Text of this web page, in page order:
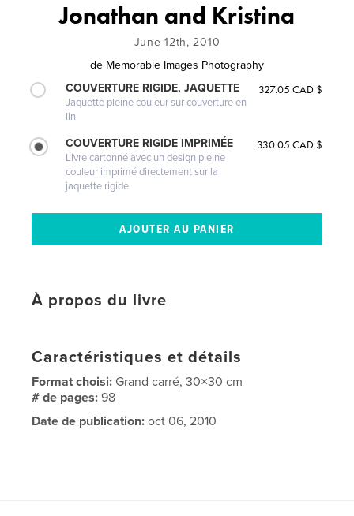
Jonathan and Kristina
June 12th, 2010
de Memorable Images Photography
COUVERTURE RIGIDE, JAQUETTE
Jaquette pleine couleur sur couverture en
lin
327.05 CAD $
COUVERTURE RIGIDE IMPRIMÉE
Livre cartonné avec un design pleine
couleur imprimé directement sur la
jaquette rigide
330.05 CAD $
À propos du livre
Caractéristiques et détails
Format choisi: Grand carré, 30×30 cm
# de pages:98
Date de publication: oct 06, 2010